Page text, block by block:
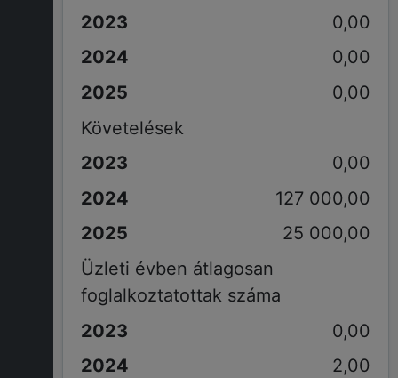
0,00
0,00
0,00
Követelések
0,00
127 000,00
25 000,00
Üzleti évben átlagosan
foglalkoztatottak száma
0,00
2,00